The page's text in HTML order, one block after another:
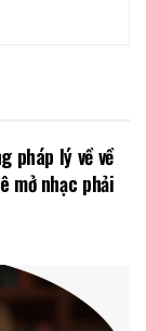
pháp lý về về
mở nhạc phải